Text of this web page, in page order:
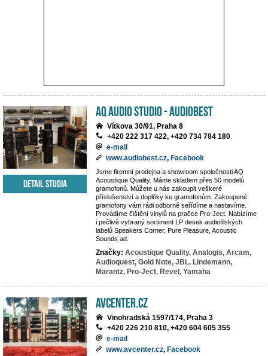
AQ Audio Studio - Audiobest
Vítkova 30/91, Praha 8
+420 222 317 422, +420 734 784 180
e-mail
www.audiobest.cz, Facebook
Jsme firemní prodejna a showroom společnosti AQ
Acoustique Quality. Máme skladem přes 50 modelů
gramofonů. Můžete u nás zakoupit veškeré
příslušenství a doplňky ke gramofonům. Zakoupené
gramofony vám rádi odborně seřídíme a nastavíme.
Provádíme čištění vinylů na pračce Pro-Ject. Nabízíme
i pečlivě vybraný sortiment LP desek audiofilských
labelů Speakers Corner, Pure Pleasure, Acoustic
Sounds ad.
Značky: Acoustique Quality, Analogis, Arcam,
Audioquest, Gold Note, JBL, Lindemann,
Marantz, Pro-Ject, Revel, Yamaha
Detail studia
AVcenter.cz
Vinohradská 1597/174, Praha 3
+420 226 210 810, +420 604 605 355
e-mail
www.avcenter.cz, Facebook